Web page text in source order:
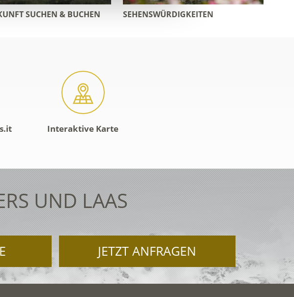
SUCHEN & BUCHEN SEHENSWÜRDIGKEITEN
Interaktive Karte
UND LAAS
JETZT ANFRAGEN